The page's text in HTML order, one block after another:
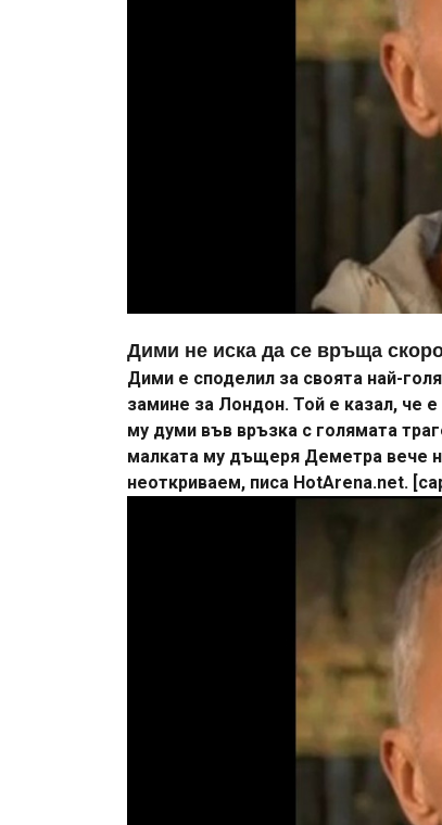
Дими не иска да се връща
Дими е споделил за своята най-
замине за Лондон. Той е казал, че
му думи във връзка с голямата
малката му дъщеря Деметра вече
неоткриваем, писа HotArena.net.